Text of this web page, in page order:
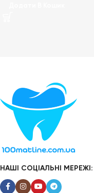
НАШІ СОЦІАЛЬНІ МЕРЕЖІ: